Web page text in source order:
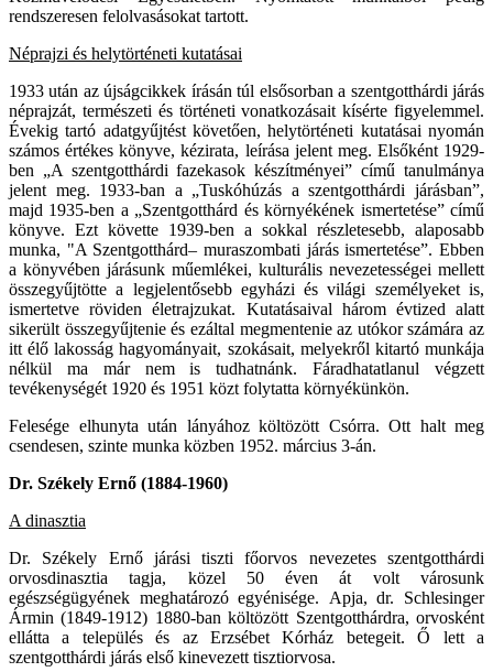
rendszeresen felolvasásokat tartott.
Néprajzi és helytörténeti kutatásai
1933 után az újságcikkek írásán túl elsősorban a szentgotthárdi járás
néprajzát, természeti és történeti vonatkozásait kísérte figyelemmel.
Évekig tartó adatgyűjtést követően, helytörténeti kutatásai nyomán
számos értékes könyve, kézirata, leírása jelent meg. Elsőként 1929-
ben „A szentgotthárdi fazekasok készítményei” című tanulmánya
jelent meg. 1933-ban a „Tuskóhúzás a szentgotthárdi járásban”,
majd 1935-ben a „Szentgotthárd és környékének ismertetése” című
könyve. Ezt követte 1939-ben a sokkal részletesebb, alaposabb
munka, "A Szentgotthárd– muraszombati járás ismertetése”. Ebben
a könyvében járásunk műemlékei, kulturális nevezetességei mellett
összegyűjtötte a legjelentősebb egyházi és világi személyeket is,
ismertetve röviden életrajzukat. Kutatásaival három évtized alatt
sikerült összegyűjtenie és ezáltal megmentenie az utókor számára az
itt élő lakosság hagyományait, szokásait, melyekről kitartó munkája
nélkül ma már nem is tudhatnánk. Fáradhatatlanul végzett
tevékenységét 1920 és 1951 közt folytatta környékünkön.
Felesége elhunyta után lányához költözött Csórra. Ott halt meg
csendesen, szinte munka közben 1952. március 3-án.
Dr. Székely Ernő (1884-1960)
A dinasztia
Dr. Székely Ernő járási tiszti főorvos nevezetes szentgotthárdi
orvosdinasztia tagja, közel 50 éven át volt városunk
egészségügyének meghatározó egyénisége. Apja, dr. Schlesinger
Ármin (1849-1912) 1880-ban költözött Szentgotthárdra, orvosként
ellátta a település és az Erzsébet Kórház betegeit. Ő lett a
szentgotthárdi járás első kinevezett tisztiorvosa.